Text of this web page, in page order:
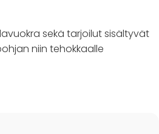
sekä tarjoilut sisältyvät
niin tehokkaalle